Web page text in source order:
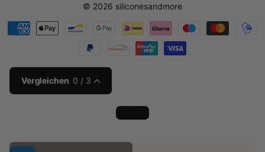
© 2026 siliconesandmore
Vergleichen 0 / 3
Loading